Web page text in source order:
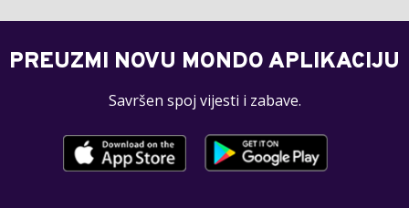
PREUZMI NOVU MONDO APLIKACIJU
Savršen spoj vijesti i zabave.